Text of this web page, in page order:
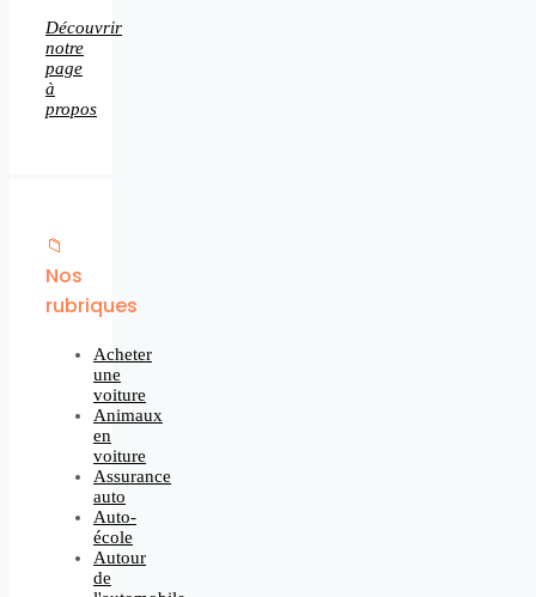
Découvrir
notre
page
à
propos
📁
Nos
rubriques
Acheter
une
voiture
Animaux
en
voiture
Assurance
auto
Auto-
école
Autour
de